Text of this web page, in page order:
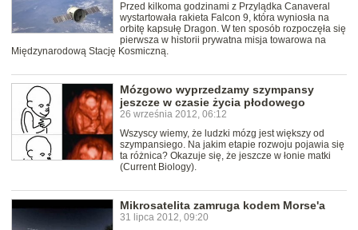
Przed kilkoma godzinami z Przylądka Canaveral
wystartowała rakieta Falcon 9, która wyniosła na
orbitę kapsułę Dragon. W ten sposób rozpoczęła się
pierwsza w historii prywatna misja towarowa na
Międzynarodową Stację Kosmiczną.
Mózgowo wyprzedzamy szympansy
jeszcze w czasie życia płodowego
26 września 2012, 06:12
Wszyscy wiemy, że ludzki mózg jest większy od
szympansiego. Na jakim etapie rozwoju pojawia się
ta różnica? Okazuje się, że jeszcze w łonie matki
(Current Biology).
Mikrosatelita zamruga kodem Morse'a
31 lipca 2012, 09:20